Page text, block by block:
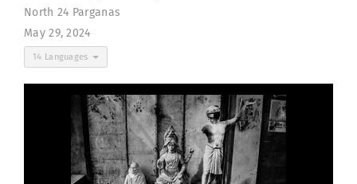
North 24 Parganas
May 29, 2024
14 Languages